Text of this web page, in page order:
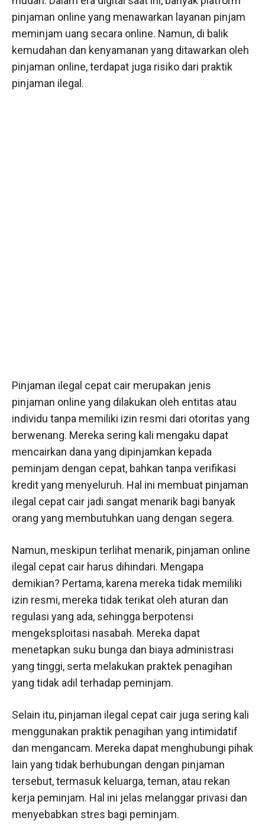
pinjaman online yang menawarkan layanan pinjam
meminjam uang secara online. Namun, di balik
kemudahan dan kenyamanan yang ditawarkan oleh
pinjaman online, terdapat juga risiko dari praktik
pinjaman ilegal.
Pinjaman ilegal cepat cair merupakan jenis
pinjaman online yang dilakukan oleh entitas atau
individu tanpa memiliki izin resmi dari otoritas yang
berwenang. Mereka sering kali mengaku dapat
mencairkan dana yang dipinjamkan kepada
peminjam dengan cepat, bahkan tanpa verifikasi
kredit yang menyeluruh. Hal ini membuat pinjaman
ilegal cepat cair jadi sangat menarik bagi banyak
orang yang membutuhkan uang dengan segera.
Namun, meskipun terlihat menarik, pinjaman online
ilegal cepat cair harus dihindari. Mengapa
demikian? Pertama, karena mereka tidak memiliki
izin resmi, mereka tidak terikat oleh aturan dan
regulasi yang ada, sehingga berpotensi
mengeksploitasi nasabah. Mereka dapat
menetapkan suku bunga dan biaya administrasi
yang tinggi, serta melakukan praktek penagihan
yang tidak adil terhadap peminjam.
Selain itu, pinjaman ilegal cepat cair juga sering kali
menggunakan praktik penagihan yang intimidatif
dan mengancam. Mereka dapat menghubungi pihak
lain yang tidak berhubungan dengan pinjaman
tersebut, termasuk keluarga, teman, atau rekan
kerja peminjam. Hal ini jelas melanggar privasi dan
menyebabkan stres bagi peminjam.